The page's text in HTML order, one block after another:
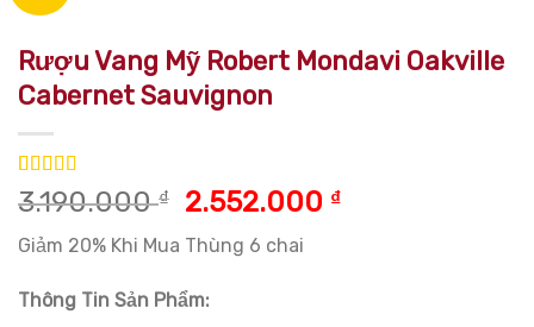
Rượu Vang Mỹ Robert Mondavi Oakville
Cabernet Sauvignon
5.00trên 5
dựa trên
1
3.190.000₫
Giá
gốc
là:
3.190.000 ₫.
2.552.000 ₫Giá
Giảm 20% Khi Mua Thùng 6 chai
Thông Tin Sản Phẩm: